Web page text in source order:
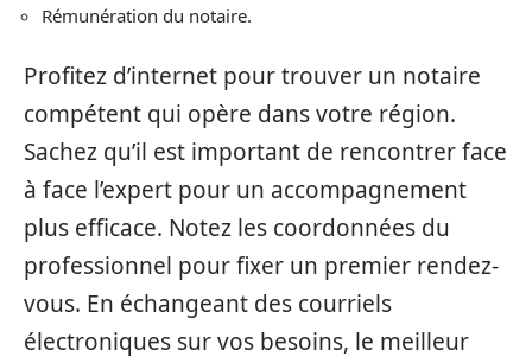
Rémunération du notaire.
Profitez d’internet pour trouver un notaire
compétent qui opère dans votre région.
Sachez qu’il est important de rencontrer face
à face l’expert pour un accompagnement
plus efficace. Notez les coordonnées du
professionnel pour fixer un premier rendez-
vous. En échangeant des courriels
électroniques sur vos besoins, le meilleur